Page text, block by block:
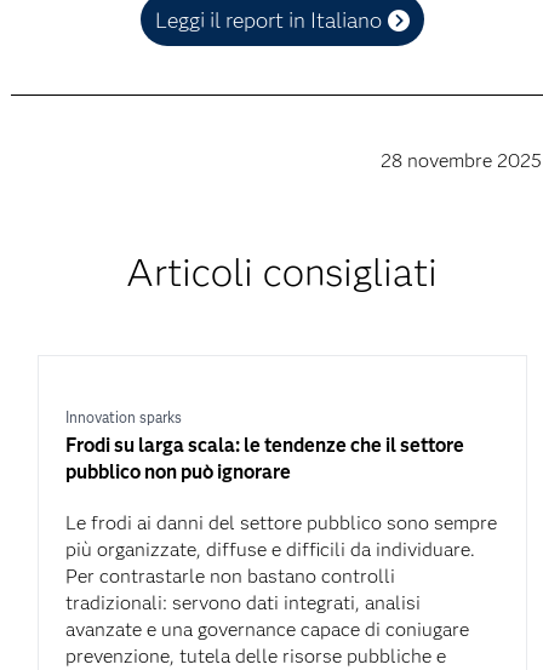
Leggi il report in Italiano
28 novembre 2025
Articoli consigliati
Innovation sparks
Frodi su larga scala: le tendenze che il settore
pubblico non può ignorare
Le frodi ai danni del settore pubblico sono sempre
più organizzate, diffuse e difficili da individuare.
Per contrastarle non bastano controlli
tradizionali: servono dati integrati, analisi
avanzate e una governance capace di coniugare
prevenzione, tutela delle risorse pubbliche e